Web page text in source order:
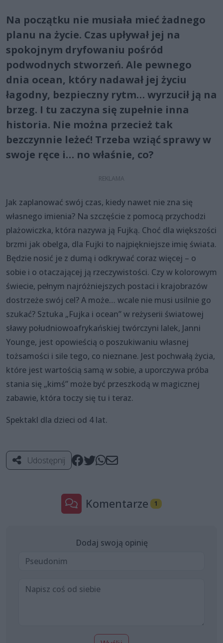
Na początku nie musiała mieć żadnego
planu na życie. Czas upływał jej na
spokojnym dryfowaniu pośród
podwodnych stworzeń. Ale pewnego
dnia ocean, który nadawał jej życiu
łagodny, bezpieczny rytm… wyrzucił ją na
brzeg. I tu zaczyna się zupełnie inna
historia. Nie można przecież tak
bezczynnie leżeć! Trzeba wziąć sprawy w
swoje ręce i… no właśnie, co?
Jak zaplanować swój czas, kiedy nawet nie zna się
własnego imienia? Na szczęście z pomocą przychodzi
plażowiczka, która nazywa ją Fujką. Choć dla większości
brzmi jak obelga, dla Fujki to najpiękniejsze imię świata.
Będzie nosić je z dumą i odkrywać coraz więcej – o
sobie i o otaczającej ją rzeczywistości. Czy w kolorowym
świecie, pełnym najróżniejszych postaci i krajobrazów
dostrzeże swój cel? A może… wcale nie musi usilnie go
szukać? Sztuka „Fujka i ocean” w reżyserii światowej
sławy południowoafrykańskiej twórczyni lalek, Janni
Younge, jest opowieścią o poszukiwaniu własnej
tożsamości i sile tego, co nieznane. Jest pochwałą życia,
które jest wartością samą w sobie, a uporczywa próba
stania się „kimś” może być przeszkodą w magicznej
zabawie, która toczy się tu i teraz.
Spektakl dla dzieci od 4 lat.
Udostępnij
Komentarze 1
Dodaj swoją opinię